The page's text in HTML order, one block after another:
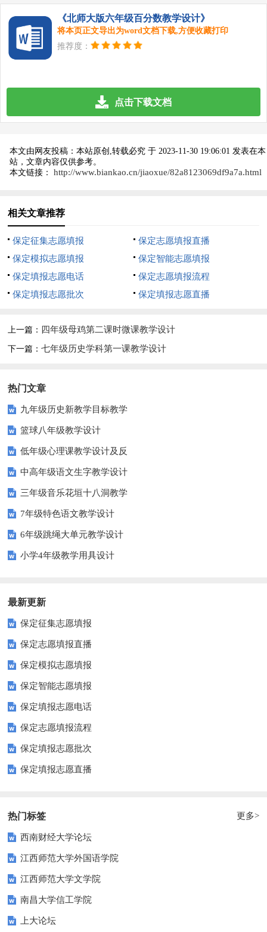
《北师大版六年级百分数教学设计》
将本页正文导出为word文档下载,方便收藏打印
推荐度：
点击下载文档
本文由网友投稿： 本站原创,转载必究 于 2023-11-30 19:06:01 发表在本
站，文章内容仅供参考。
本文链接： http://www.biankao.cn/jiaoxue/82a8123069df9a7a.html
相关文章推荐
保定征集志愿填报
保定志愿填报直播
保定模拟志愿填报
保定智能志愿填报
保定填报志愿电话
保定志愿填报流程
保定填报志愿批次
保定填报志愿直播
上一篇： 四年级母鸡第二课时微课教学设计
下一篇：七年级历史学科第一课教学设计
热门文章
九年级历史新教学目标教学
设计篮球八年级教学设计
低年级心理课教学设计及反
思 中高年级语文生字教学设计
三年级音乐花垣十八洞教学
设计7年级特色语文教学设计
6年级跳绳大单元教学设计
小学4年级教学用具设计
最新更新
保定征集志愿填报
保定志愿填报直播
保定模拟志愿填报
保定智能志愿填报
保定填报志愿电话
保定志愿填报流程
保定填报志愿批次
保定填报志愿直播
热门标签 更多>
西南财经大学论坛
江西师范大学外国语学院
江西师范大学文学院
南昌大学信工学院
上大论坛